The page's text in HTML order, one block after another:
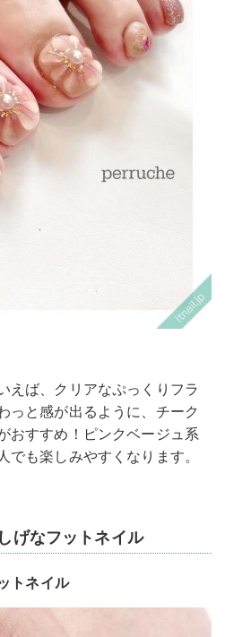
えば、クリアなぷっくりフラ
っと感が出るように、チーク
おすすめ！ピンクベージュ系
も楽しみやすくなります。
げなフットネイル
トネイル